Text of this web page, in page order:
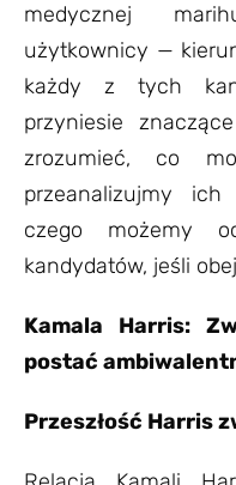
medycznej
użytkownicy —
każdy z tych
przyniesie
zrozumieć, co
przeanalizujmy
czego możemy
kandydatów, jeśli
Kamala Harris:
postać
Przeszłość Harris